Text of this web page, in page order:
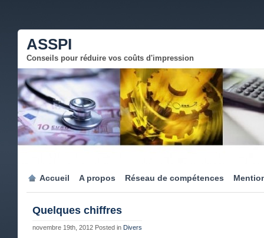
ASSPI
Conseils pour réduire vos coûts d'impression
Accueil A propos Réseau de compétences
Quelques chiffres
novembre 19th, 2012 Posted in Divers